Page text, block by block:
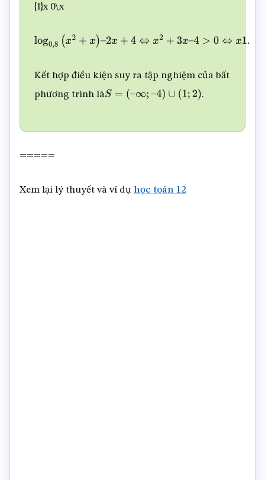
{l}x 0\x
log0,8 (x2 x –2 +4⇔ 2+3x –4 0 ⇔x
Kết hợp điều kiện suy ra tập nghiệm của bất
phương trình làS= ∞ –4) (1; 2) .
=====
Xem lại lý thuyết và ví dụ học toán 12